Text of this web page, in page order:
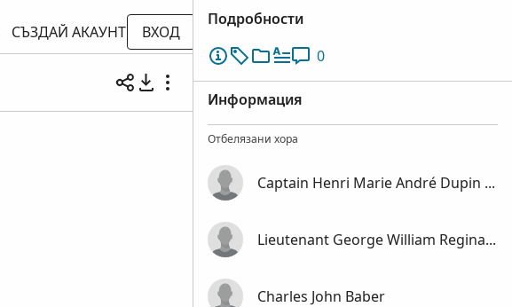
СЪЗДАЙ АКАУНТ ВХОД
Подробности
0
Информация
Отбелязани хора
Captain Henri Marie André Dupin de Saint Cyr
Lieutenant George William Reginald Victor Coventry
Charles John Baber